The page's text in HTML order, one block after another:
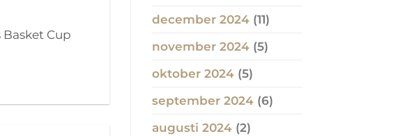
Cup
december 2024(11)
november 2024(5)
oktober 2024(5)
september 2024(6)
augusti 2024(2)